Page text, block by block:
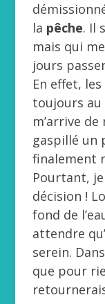
la pêche. Il
mais qui
jours
En effet, les
toujours au
m’arrive
gaspillé un
finalement
Pourtant,
décision !
fond de
attendre
serein.
que pour